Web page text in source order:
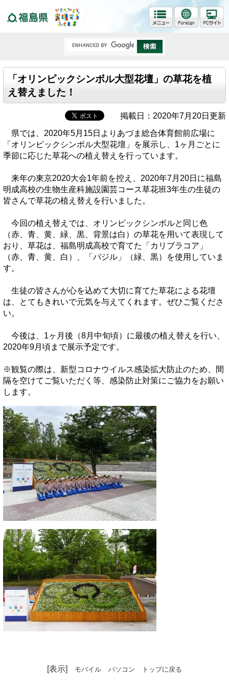
「オリンピックシンボル大型花壇」の草花を植
え替えました！
掲載日：2020年7月20日更新
県では、2020年5月15日よりあづま総合体育館前広場に
「オリンピックシンボル大型花壇」を展示し、1ヶ月ごとに
季節に応じた草花への植え替えを行っています。
来年の東京2020大会1年前を控え、2020年7月20日に福島
明成高校の生物生産科施設園芸コース草花班3年生の生徒の
皆さんで草花の植え替えを行いました。
今回の植え替えでは、オリンピックシンボルと同じ色
（赤、青、黄、緑、黒、背景は白）の草花を用いて表現して
おり、草花は、福島明成高校で育てた「カリブラコア」
（赤、青、黄、白）、「バジル」（緑、黒）を使用していま
す。
生徒の皆さんが心を込めて大切に育てた草花による花壇
は、とてもきれいで元気を与えてくれます。ぜひご覧くださ
い。
今後は、1ヶ月後（8月中旬頃）に最後の植え替えを行い、
2020年9月頃まで展示予定です。
※観覧の際は、新型コロナウイルス感染拡大防止のため、間
隔を空けてご覧いただく等、感染防止対策にご協力をお願い
します。
[表示] モバイル パソコン トップに戻る